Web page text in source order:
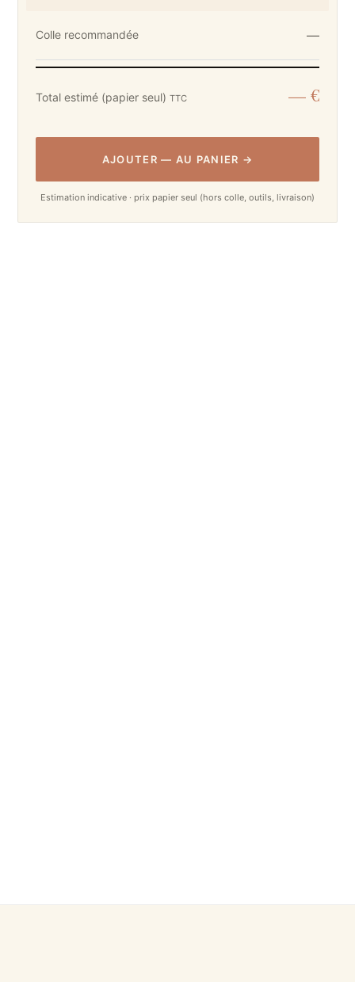
Colle recommandée —
Total estimé (papier seul)TTC — €
AJOUTER— AU PANIER →
Estimation indicative · prix papier seul (hors colle, outils, livraison)